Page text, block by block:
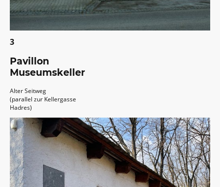
3
Pavillon
Museumskeller
Alter Seitweg
(parallel zur Kellergasse
Hadres)